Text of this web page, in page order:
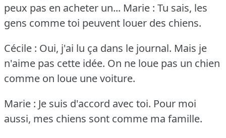
peux pas en acheter un... Marie : Tu sais, les
gens comme toi peuvent louer des chiens.
Cécile : Oui, j'ai lu ça dans le journal. Mais je
n'aime pas cette idée. On ne loue pas un chien
comme on loue une voiture.
Marie : Je suis d'accord avec toi. Pour moi
aussi, mes chiens sont comme ma famille.